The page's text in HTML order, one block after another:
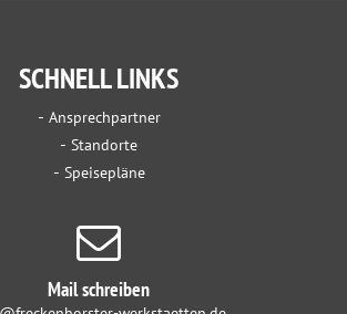
SCHNELL LINKS
Ansprechpartner
Standorte
Speisepläne
Mail schreiben